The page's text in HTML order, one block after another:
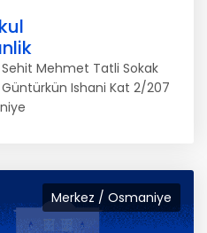
Mehmet Tatli Sokak
Güntürkün Ishani Kat 2/207
Merkez / Osmaniye